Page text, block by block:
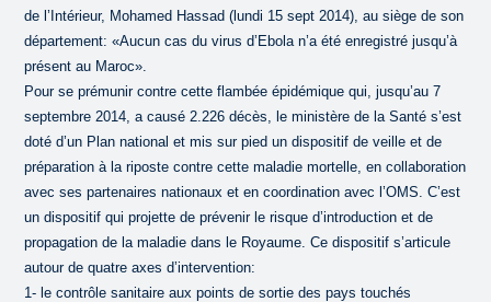
de l’Intérieur, Mohamed Hassad (lundi 15 sept 2014), au siège de son
département: «Aucun cas du virus d’Ebola n’a été enregistré jusqu’à
présent au Maroc».
Pour se prémunir contre cette flambée épidémique qui, jusqu’au 7
septembre 2014, a causé 2.226 décès, le ministère de la Santé s’est
doté d’un Plan national et mis sur pied un dispositif de veille et de
préparation à la riposte contre cette maladie mortelle, en collaboration
avec ses partenaires nationaux et en coordination avec l’OMS. C’est
un dispositif qui projette de prévenir le risque d’introduction et de
propagation de la maladie dans le Royaume. Ce dispositif s’articule
autour de quatre axes d’intervention:
1- le contrôle sanitaire aux points de sortie des pays touchés